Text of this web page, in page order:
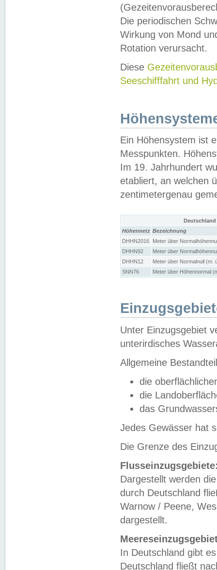
Die periodischen
Wirkung von Mond
Rotation verursacht.
Diese
Seeschifffahrt und
Ein Höhensystem ist
Messpunkten.
Im 19. Jahrhundert
etabliert, an welchen
zentimetergenau
Höhennetz Bezeichnung
DHHN2016
Meter über
DHHN92
Meter über
DHHN12
Meter über Normalnull (m.
SNN76
Meter über Höhennormal
Unter Einzugsgebiet
unterirdisches
Allgemeine
die
die
das
Jedes Gewässer hat
Die Grenze des
Dargestellt werden
durch Deutschland
Warnow / Peene,
dargestellt.
In Deutschland gibt
Deutschland fließt